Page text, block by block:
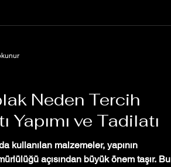
Neden Tercih
Yapımı ve Tadilatı
kullanılan malzemeler, yapının
açısından büyük önem taşır. Bu